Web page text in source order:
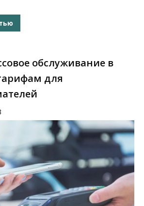
обслуживание в
для